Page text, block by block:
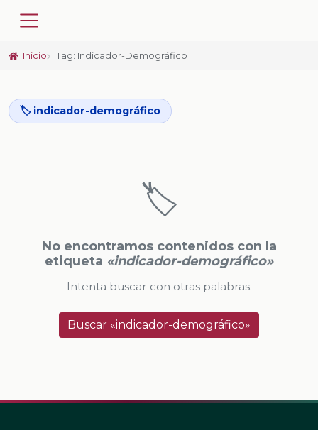
Inicio Tag: Indicador-Demográfico
🏷️ indicador-demográfico
🏷️
No encontramos contenidos con la
etiqueta «indicador-demográfico»
Intenta buscar con otras palabras.
Buscar «indicador-demográfico»